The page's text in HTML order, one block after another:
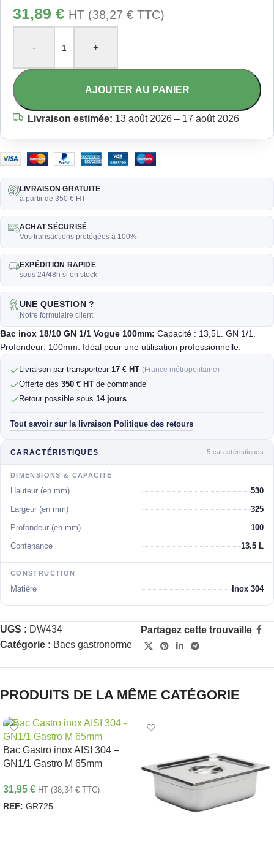
31,89 € HT (38,27 € TTC)
- +
AJOUTER AU PANIER
Livraison estimée: 13 août 2026 – 17 août 2026
LIVRAISON GRATUITE
à partir de 350 € HT
ACHAT SÉCURISÉ
Vos transactions protégées à 100%
EXPÉDITION RAPIDE
sous 24/48h si en stock
UNE QUESTION ?
Notre formulaire client
Bac inox 18/10 GN 1/1 Vogue 100mm: Capacité : 13,5L. GN 1/1.
Profondeur: 100mm. Idéal pour une utilisation professionnelle.
Livraison par transporteur 17 € HT (France métropolitaine)
Offerte dès 350 € HT de commande
Retour possible sous 14 jours
Tout savoir sur la livraison· Politique des retours
CARACTÉRISTIQUES 5 caractéristiques
DIMENSIONS & CAPACITÉ
Hauteur (en mm) 530
Largeur (en mm) 325
Profondeur (en mm) 100
Contenance 13.5 L
CONSTRUCTION
Matière Inox 304
UGS : DW434
Catégorie : Bacs gastronorme
Partagez cette trouvaille
PRODUITS DE LA MÊME CATÉGORIE
Bac Gastro inox AISI 304 –
GN1/1 Gastro M 65mm
31,95 € HT (38,34 € TTC)
REF: GR725